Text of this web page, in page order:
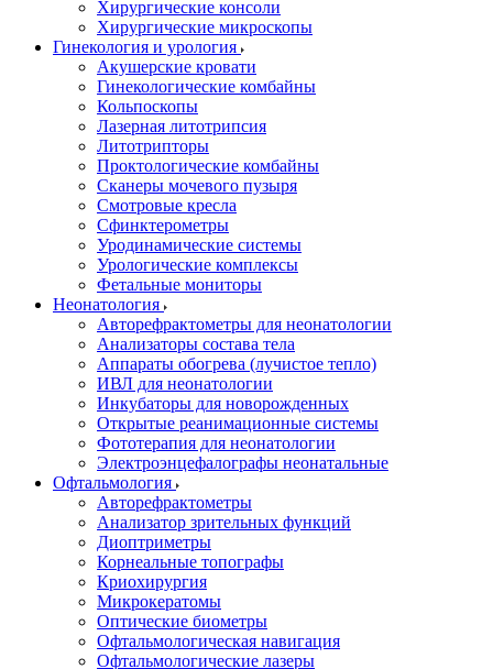
Хирургические консоли
Хирургические микроскопы
Гинекология и урология
Акушерские кровати
Гинекологические комбайны
Кольпоскопы
Лазерная литотрипсия
Литотрипторы
Проктологические комбайны
Сканеры мочевого пузыря
Смотровые кресла
Сфинктерометры
Уродинамические системы
Урологические комплексы
Фетальные мониторы
Неонатология
Авторефрактометры для неонатологии
Анализаторы состава тела
Аппараты обогрева (лучистое тепло)
ИВЛ для неонатологии
Инкубаторы для новорожденных
Открытые реанимационные системы
Фототерапия для неонатологии
Электроэнцефалографы неонатальные
Офтальмология
Авторефрактометры
Анализатор зрительных функций
Диоптриметры
Корнеальные топографы
Криохирургия
Микрокератомы
Оптические биометры
Офтальмологическая навигация
Офтальмологические лазеры